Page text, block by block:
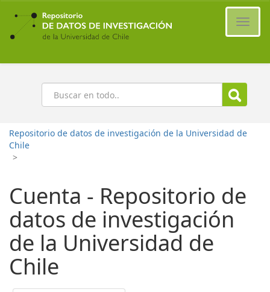
Ir
contenido
principal
Buscar
Repositorio de datos de investigación de la Universidad de
Chile
>
Cuenta - Repositorio de
datos de investigación
de la Universidad de
Chile